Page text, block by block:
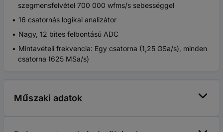
szegmensfelvétel 700 000 wfms/s sebességgel
16 csatornás logikai analizátor
Nagy, 12 bites felbontású ADC
Mintavételi frekvencia: Egy csatorna (1,25 GSa/s), minden
csatorna (625 MSa/s)
Műszaki adatok